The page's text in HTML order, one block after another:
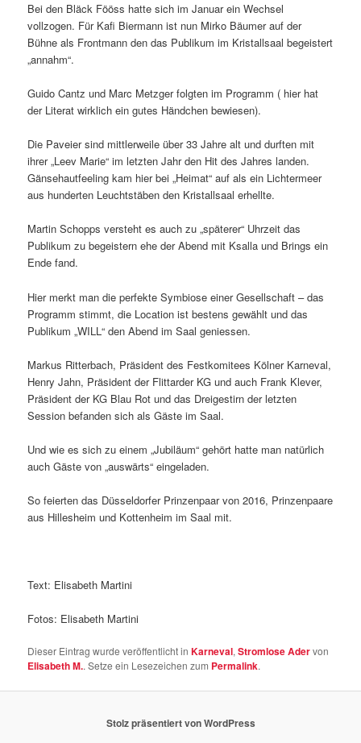
Bei den Bläck Fööss hatte sich im Januar ein Wechsel
vollzogen. Für Kafi Biermann ist nun Mirko Bäumer auf der
Bühne als Frontmann den das Publikum im Kristallsaal begeistert
„annahm“.
Guido Cantz und Marc Metzger folgten im Programm ( hier hat
der Literat wirklich ein gutes Händchen bewiesen).
Die Paveier sind mittlerweile über 33 Jahre alt und durften mit
ihrer „Leev Marie“ im letzten Jahr den Hit des Jahres landen.
Gänsehautfeeling kam hier bei „Heimat“ auf als ein Lichtermeer
aus hunderten Leuchtstäben den Kristallsaal erhellte.
Martin Schopps versteht es auch zu „späterer“ Uhrzeit das
Publikum zu begeistern ehe der Abend mit Ksalla und Brings ein
Ende fand.
Hier merkt man die perfekte Symbiose einer Gesellschaft – das
Programm stimmt, die Location ist bestens gewählt und das
Publikum „WILL“ den Abend im Saal geniessen.
Markus Ritterbach, Präsident des Festkomitees Kölner Karneval,
Henry Jahn, Präsident der Flittarder KG und auch Frank Klever,
Präsident der KG Blau Rot und das Dreigestirn der letzten
Session befanden sich als Gäste im Saal.
Und wie es sich zu einem „Jubiläum“ gehört hatte man natürlich
auch Gäste von „auswärts“ eingeladen.
So feierten das Düsseldorfer Prinzenpaar von 2016, Prinzenpaare
aus Hillesheim und Kottenheim im Saal mit.
Text: Elisabeth Martini
Fotos: Elisabeth Martini
Dieser Eintrag wurde veröffentlicht inKarneval,Stromlose Adervon
Elisabeth M.. Setze ein Lesezeichen zum Permalink.
Stolz präsentiert von WordPress